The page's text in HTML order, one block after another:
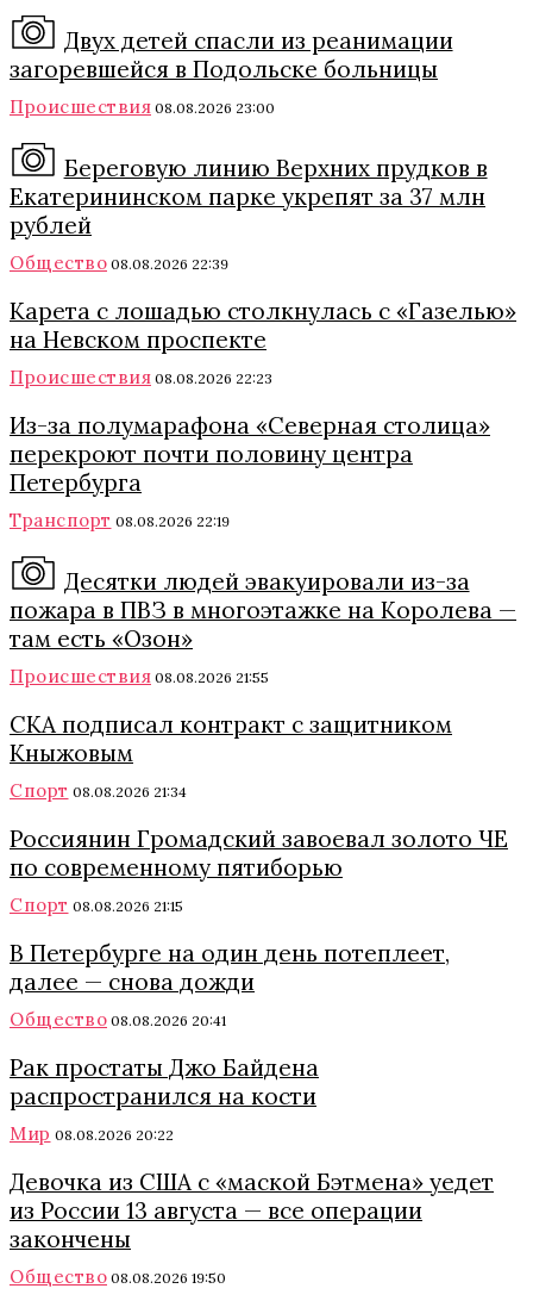
Двух детей спасли из реанимации
загоревшейся в Подольске больницы
Происшествия 08.08.2026 23:00
Береговую линию Верхних прудков в
Екатерининском парке укрепят за 37 млн
рублей
Общество 08.08.2026 22:39
Карета с лошадью столкнулась с «Газелью»
на Невском проспекте
Происшествия 08.08.2026 22:23
Из-за полумарафона «Северная столица»
перекроют почти половину центра
Петербурга
Транспорт 08.08.2026 22:19
Десятки людей эвакуировали из-за
пожара в ПВЗ в многоэтажке на Королева —
там есть «Озон»
Происшествия 08.08.2026 21:55
СКА подписал контракт с защитником
Кныжовым
Спорт 08.08.2026 21:34
Россиянин Громадский завоевал золото ЧЕ
по современному пятиборью
Спорт 08.08.2026 21:15
В Петербурге на один день потеплеет,
далее — снова дожди
Общество 08.08.2026 20:41
Рак простаты Джо Байдена
распространился на кости
Мир 08.08.2026 20:22
Девочка из США с «маской Бэтмена» уедет
из России 13 августа — все операции
закончены
Общество 08.08.2026 19:50